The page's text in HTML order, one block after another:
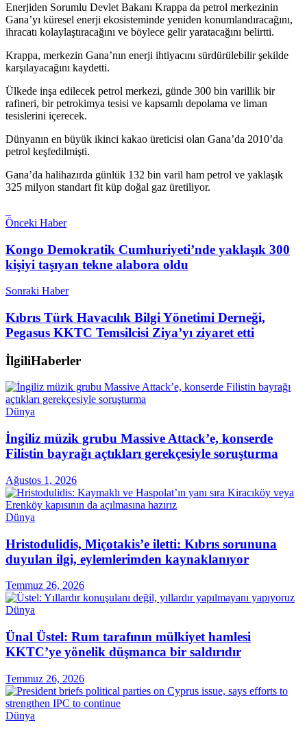
Enerjiden Sorumlu Devlet Bakanı Krappa da petrol merkezinin
Gana’yı küresel enerji ekosisteminde yeniden konumlandıracağını,
ihracatı kolaylaştıracağını ve böylece gelir yaratacağını belirtti.
Krappa, merkezin Gana’nın enerji ihtiyacını sürdürülebilir şekilde
karşılayacağını kaydetti.
Ülkede inşa edilecek petrol merkezi, günde 300 bin varillik bir
rafineri, bir petrokimya tesisi ve kapsamlı depolama ve liman
tesislerini içerecek.
Dünyanın en büyük ikinci kakao üreticisi olan Gana’da 2010’da
petrol keşfedilmişti.
Gana’da halihazırda günlük 132 bin varil ham petrol ve yaklaşık
325 milyon standart fit küp doğal gaz üretiliyor.
Önceki Haber
Kongo Demokratik Cumhuriyeti’nde yaklaşık 300
kişiyi taşıyan tekne alabora oldu
Sonraki Haber
Kıbrıs Türk Havacılık Bilgi Yönetimi Derneği,
Pegasus KKTC Temsilcisi Ziya’yı ziyaret etti
İlgiliHaberler
Dünya
İngiliz müzik grubu Massive Attack’e, konserde
Filistin bayrağı açtıkları gerekçesiyle soruşturma
Ağustos 1, 2026
Dünya
Hristodulidis, Miçotakis’e iletti: Kıbrıs sorununa
duyulan ilgi, eylemlerimden kaynaklanıyor
Temmuz 26, 2026
Dünya
Ünal Üstel: Rum tarafının mülkiyet hamlesi
KKTC’ye yönelik düşmanca bir saldırıdır
Temmuz 26, 2026
Dünya